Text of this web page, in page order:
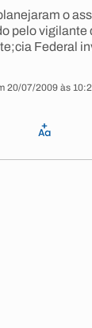
o
pelo vigilante
Federal
20/07/2009 às